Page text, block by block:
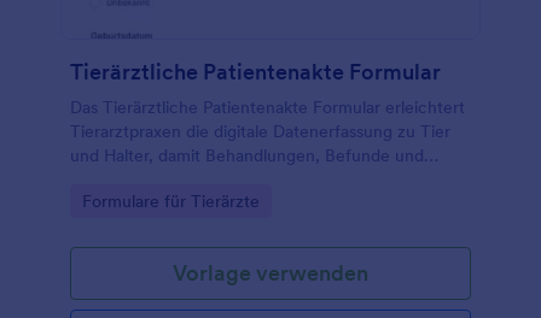
Tierärztliche Patientenakte Formular
Das Tierärztliche Patientenakte Formular erleichtert
Tierarztpraxen die digitale Datenerfassung zu Tier
und Halter, damit Behandlungen, Befunde und
Formularantwort verwaltet werden können.
Go to Category:
Formulare für Tierärzte
Vorlage verwenden